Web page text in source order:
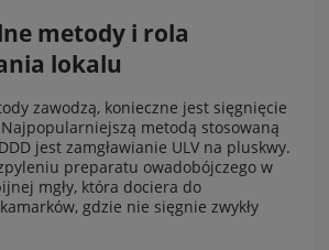
metody i rola
lokalu
zawodzą, konieczne jest sięgnięcie
metodą stosowaną
jest zamgławianie ULV na pluskwy.
preparatu owadobójczego w
mgły, która dociera do
gdzie nie sięgnie zwykły